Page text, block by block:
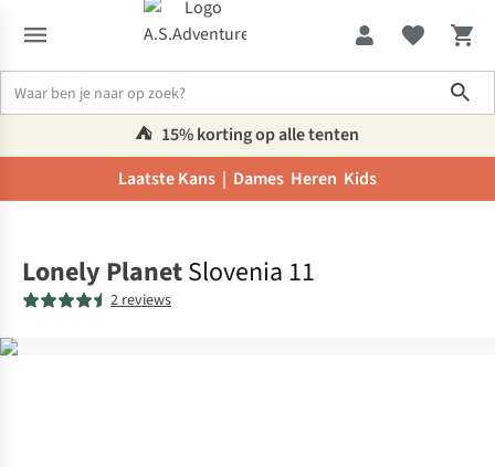
⛺️ 15% korting op alle tenten
Laatste Kans | Dames Heren Kids
Lonely PlanetSlovenia 11
2 reviews